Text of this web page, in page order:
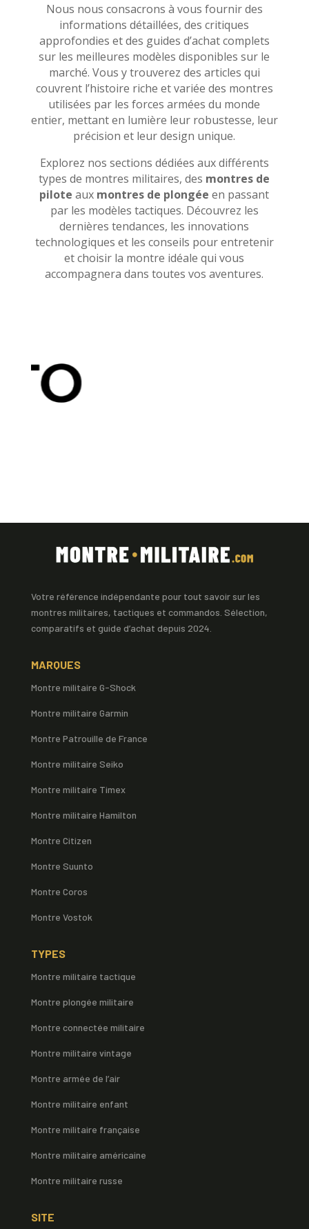
Nous nous consacrons à vous fournir des
informations détaillées, des critiques
approfondies et des guides d’achat complets
sur les meilleures modèles disponibles sur le
marché. Vous y trouverez des articles qui
couvrent l’histoire riche et variée des montres
utilisées par les forces armées du monde
entier, mettant en lumière leur robustesse, leur
précision et leur design unique.
Explorez nos sections dédiées aux différents
types de montres militaires, des montres de
pilote aux montres de plongée en passant
par les modèles tactiques. Découvrez les
dernières tendances, les innovations
technologiques et les conseils pour entretenir
et choisir la montre idéale qui vous
accompagnera dans toutes vos aventures.
Votre référence indépendante pour tout savoir sur les
montres militaires, tactiques et commandos. Sélection,
comparatifs et guide d’achat depuis 2024.
MARQUES
Montre militaire G-Shock
Montre militaire Garmin
Montre Patrouille de France
Montre militaire Seiko
Montre militaire Timex
Montre militaire Hamilton
Montre Citizen
Montre Suunto
Montre Coros
Montre Vostok
TYPES
Montre militaire tactique
Montre plongée militaire
Montre connectée militaire
Montre militaire vintage
Montre armée de l’air
Montre militaire enfant
Montre militaire française
Montre militaire américaine
Montre militaire russe
SITE